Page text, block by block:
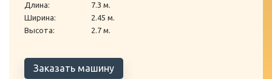
Длина:
7.3 м.
Ширина:
2.45 м.
Высота:
2.7 м.
Заказать машину